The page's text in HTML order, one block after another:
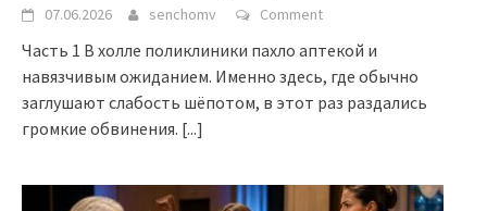
07.06.2026 senchomv Comment
Часть 1 В холле поликлиники пахло аптекой и
навязчивым ожиданием. Именно здесь, где обычно
заглушают слабость шёпотом, в этот раз раздались
громкие обвинения. [...]